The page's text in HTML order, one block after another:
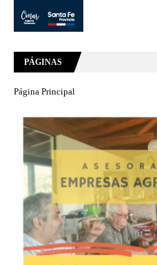
PÁGINAS
Página Principal